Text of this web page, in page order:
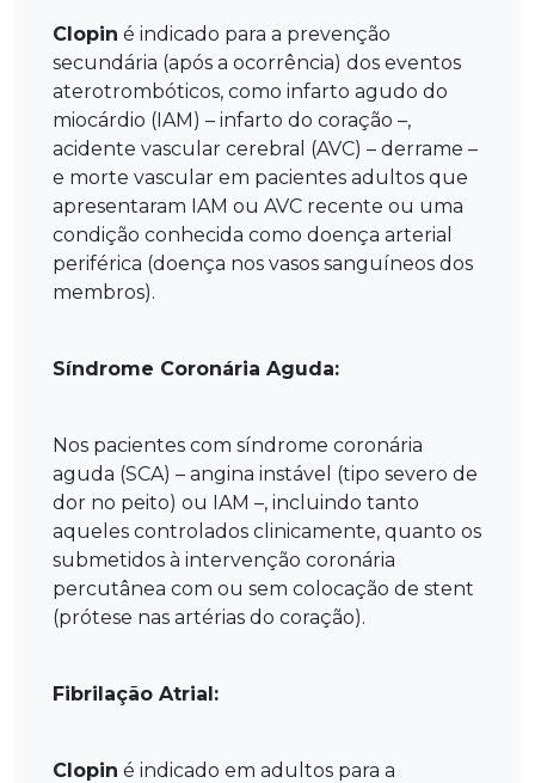
Clopin é indicado para a prevenção
secundária (após a ocorrência) dos eventos
aterotrombóticos, como infarto agudo do
miocárdio (IAM) – infarto do coração –,
acidente vascular cerebral (AVC) – derrame –
e morte vascular em pacientes adultos que
apresentaram IAM ou AVC recente ou uma
condição conhecida como doença arterial
periférica (doença nos vasos sanguíneos dos
membros).
Síndrome Coronária Aguda:
Nos pacientes com síndrome coronária
aguda (SCA) – angina instável (tipo severo de
dor no peito) ou IAM –, incluindo tanto
aqueles controlados clinicamente, quanto os
submetidos à intervenção coronária
percutânea com ou sem colocação de stent
(prótese nas artérias do coração).
Fibrilação Atrial:
Clopin é indicado em adultos para a